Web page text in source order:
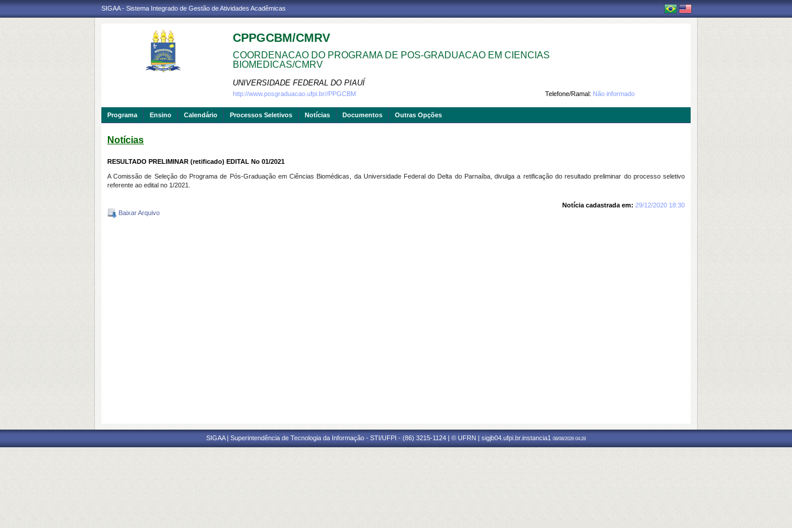
SIGAA - Sistema Integrado de Gestão de Atividades Acadêmicas
CPPGCBM/CMRV
COORDENACAO DO PROGRAMA DE POS-GRADUACAO EM CIENCIAS
BIOMEDICAS/CMRV
UNIVERSIDADE FEDERAL DO PIAUÍ
Telefone/Ramal: Não informado
http://www.posgraduacao.ufpi.br//PPGCBM
Programa Ensino Calendário Processos Seletivos Notícias Documentos Outras Opções
Notícias
RESULTADO PRELIMINAR (retificado) EDITAL No 01/2021
A Comissão de Seleção do Programa de Pós-Graduação em Ciências Biomédicas, da Universidade Federal do Delta do Parnaíba, divulga a retificação do resultado preliminar do processo seletivo
referente ao edital no 1/2021.
Notícia cadastrada em: 29/12/2020 18:30
Baixar Arquivo
SIGAA | Superintendência de Tecnologia da Informação - STI/UFPI - (86) 3215-1124 | © UFRN | sigjb04.ufpi.br.instancia1 08/08/2026 04:28